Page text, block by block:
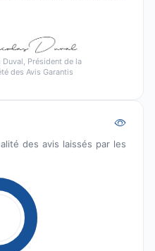
Duval, Président de la
des Avis Garantis
des avis laissés par les